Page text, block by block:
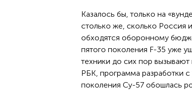
Казалось бы, только на
столько же, сколько Россия
обходятся оборонному
пятого поколения F-35 уже
техники до сих пор
РБК, программа разработки
поколения Су-57 обошлась